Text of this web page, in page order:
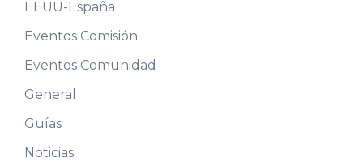
EEUU-España
Eventos Comisión
Eventos Comunidad
General
Guías
Noticias